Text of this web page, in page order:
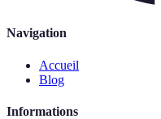
Navigation
Accueil
Blog
Informations